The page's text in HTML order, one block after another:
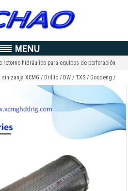
retorno hidráulico para equipos de perforación
zanja XCMG / Drillto / DW / TXS / Goodeng /
Witch / Toro / Huayuan Trenchless